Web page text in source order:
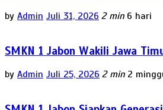
by Admin Juli 31, 2026 2 min 6 hari
SMKN 1 Jabon Wakili Jawa
by Admin Juli 25, 2026 2 min 2